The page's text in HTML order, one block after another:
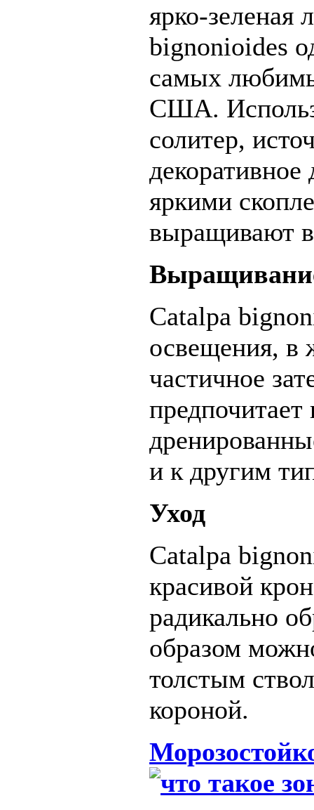
ярко-зеленая
bignonioides
самых
США.
солитер,
яркими
выращивают в
Catalpa
освещения, в
частичное
и к другим
Уход
Catalpa
красивой
радикально
образом
толстым
короной.